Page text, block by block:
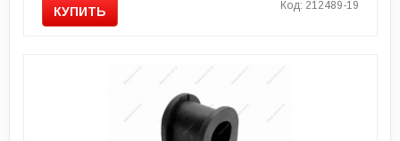
КУПИТЬ Код: 212489-19